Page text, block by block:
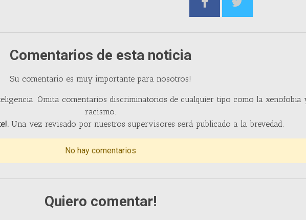
Comentarios de esta noticia
Su comentario es muy importante para nosotros!
Omita comentarios discriminatorios de cualquier tipo como la xenofobia
racismo.
Una vez revisado por nuestros supervisores será publicado a la brevedad.
No hay comentarios
Quiero comentar!